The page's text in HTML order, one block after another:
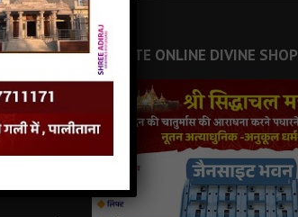
JAINSITE ONLINE DIVINE SHOP